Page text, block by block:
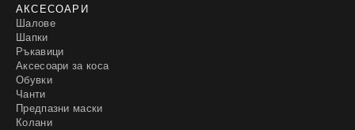
АКСЕСОАРИ
Шалове
Шапки
Ръкавици
Аксесоари за коса
Обувки
Чанти
Предпазни маски
Колани